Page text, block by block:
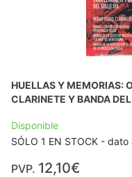
HUELLAS Y MEMORIAS:
CLARINETE Y BANDA
Disponible
SÓLO 1 EN STOCK -
PVP. 12,10€